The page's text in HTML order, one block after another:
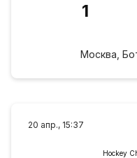
1
Москва,
20 апр., 15:37
Hockey